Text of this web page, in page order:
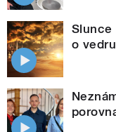
Slunce
o